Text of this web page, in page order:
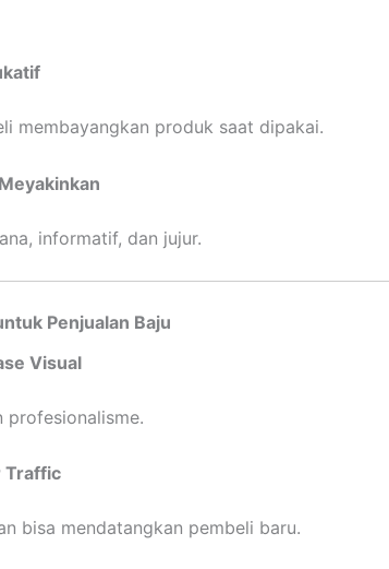
membayangkan produk saat dipakai.
informatif, dan jujur.
Penjualan Baju
Visual
profesionalisme.
Traffic
bisa mendatangkan pembeli baru.